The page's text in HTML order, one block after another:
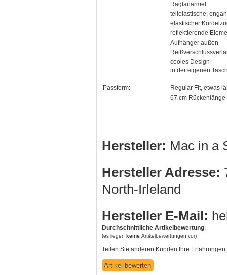
Raglanärmel
teilelastische,
elastischer
reflektierende
Aufhänger außen
cooles Design
in der eigenen
Passform:
Regular Fit, etwas
67 cm Rückenlänge
Hersteller: Mac in a
Hersteller Adresse:
North-Irleland
Hersteller E-Mail:
Durchschnittliche Artikelbewertung:
(es liegen keine Artikelbewertungen vor)
Teilen Sie anderen Kunden Ihre Erfahrungen